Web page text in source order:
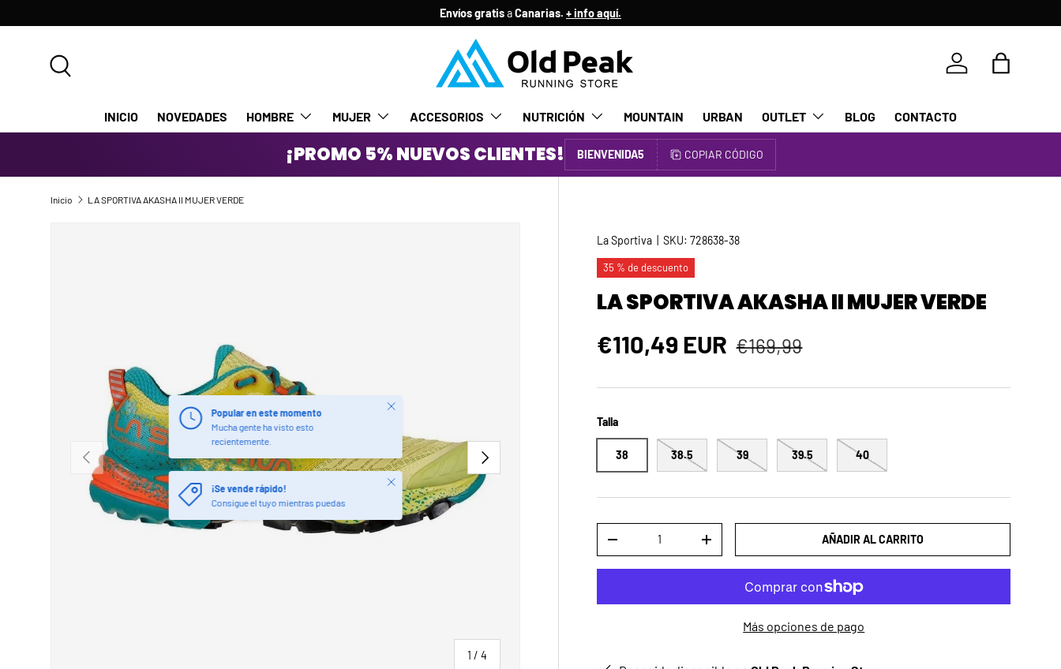
IR AL CONTENIDO
Envíos gratisaCanarias. + info aquí.
Iniciar sesión
Bolsa
INICIO NOVEDADES HOMBRE MUJER ACCESORIOS NUTRICIÓN MOUNTAIN URBAN OUTLET BLOG CONTACTO
¡PROMO 5% NUEVOS CLIENTES! BIENVENIDA5 COPIAR CÓDIGO
Inicio LA SPORTIVA AKASHA II MUJER VERDE
ANTERIOR
1 /de
4
SIGUIENTE
¡Se vende rápido!
Consigue el tuyo mientras puedas
Cerrar
La Sportiva |SKU: 728638-38
35 % de descuento
LA SPORTIVA AKASHA II MUJER VERDE
Precio de venta
€110,49 EUR Precio normal
€169,99
Talla
38 38.5 39 39.5 40
DISMINUIR CANTIDADAUMENTAR LA CANTIDADAÑADIR AL CARRITO
Más opciones de pago